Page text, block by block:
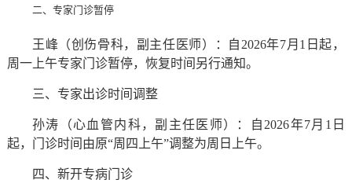
二、专家门诊暂停
王峰（创伤骨科，副主任医师）：自2026年7月1日起，
周一上午专家门诊暂停，恢复时间另行通知。
三、专家出诊时间调整
孙涛（心血管内科，副主任医师）：自2026年7月1日
起，门诊时间由原“周四上午”调整为周日上午。
四、新开专病门诊